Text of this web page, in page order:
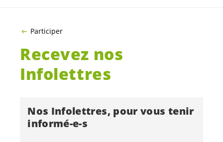
Participer
Recevez nos
Infolettres
Nos Infolettres, pour vous tenir
informé-e-s